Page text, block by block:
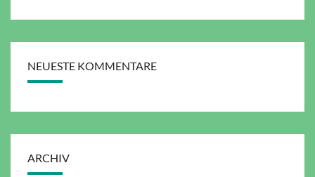
NEUESTE KOMMENTARE
ARCHIV